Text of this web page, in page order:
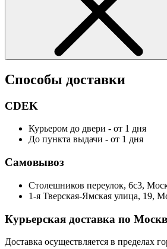
Способы доставки
CDEK
Курьером до двери - от 1 дня
До пункта выдачи - от 1 дня
Самовывоз
Столешников переулок, 6с3,
1-я Тверская-Ямская улица, 19,
Курьерская доставка по
Доставка осуществляется в пределах